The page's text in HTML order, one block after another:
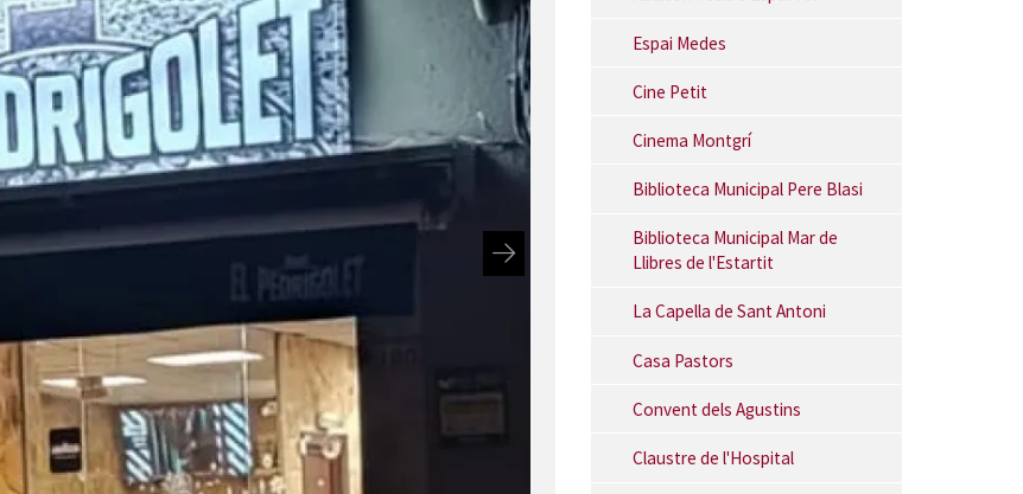
Espai Medes
Cine Petit
Cinema Montgrí
Biblioteca Municipal Pere Blasi
Biblioteca Municipal Mar de
Llibres de l'Estartit
La Capella de Sant Antoni
Casa Pastors
Convent dels Agustins
Claustre de l'Hospital